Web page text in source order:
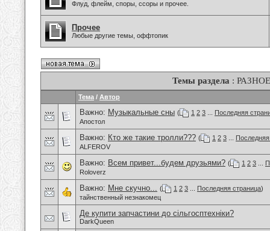
Флуд, флейм, споры, ссоры и прочее.
Прочее
Любые другие темы, оффтопик
Темы раздела : РАЗНОЕ
Тема / Автор
Важно: Музыкальные сны ( 1 2 3
Последняя
Апостол
Важно: Кто же такие тролли??? ( 1 2 3
ALFEROV
Важно: Всем привет...будем друзьями? ( 1 2 3
Roloverz
Важно: Мне скучно... ( 1 2 3 Последняя страница)
тайнственный незнакомец
Де купити запчастини до сільгосптехніки?
DarkQueen